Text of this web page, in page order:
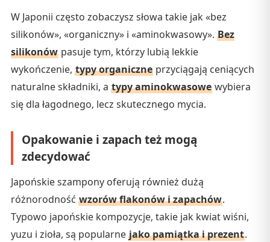
W Japonii często zobaczysz słowa takie jak «bez
silikonów», «organiczny» i «aminokwasowy». Bez
silikonów pasuje tym, którzy lubią lekkie
wykończenie, typy organiczne przyciągają ceniących
naturalne składniki, a typy aminokwasowe wybiera
się dla łagodnego, lecz skutecznego mycia.
Opakowanie i zapach też mogą
zdecydować
Japońskie szampony oferują również dużą
różnorodność wzorów flakonów i zapachów.
Typowo japońskie kompozycje, takie jak kwiat wiśni,
yuzu i zioła, są popularne jako pamiątka i prezent.